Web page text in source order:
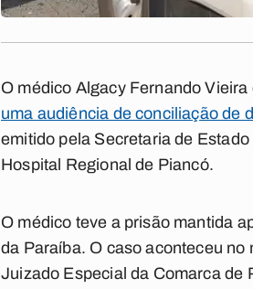
O médico Algacy Fernando Vieira
uma audiência de conciliação de
emitido pela Secretaria de
Hospital Regional de Piancó.
O médico teve a prisão mantida
da Paraíba. O caso aconteceu
Juizado Especial da Comarca de